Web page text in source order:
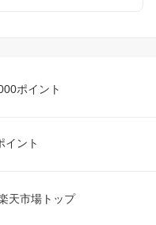
ポイント
イント
天市場トップ